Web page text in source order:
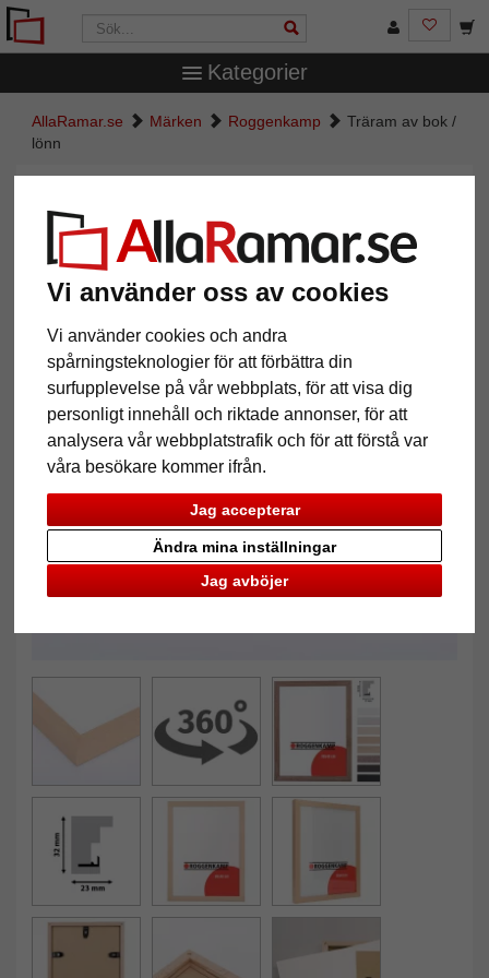
Vi använder oss av cookies
Vi använder cookies och andra
spårningsteknologier för att förbättra din
surfupplevelse på vår webbplats, för att visa dig
personligt innehåll och riktade annonser, för att
analysera vår webbplatstrafik och för att förstå var
våra besökare kommer ifrån.
Jag accepterar
Jag avböjer
Ändra mina inställningar
Kategorier
AllaRamar.se Märken Roggenkamp
Träram av bok /
lönn
Tillbaka